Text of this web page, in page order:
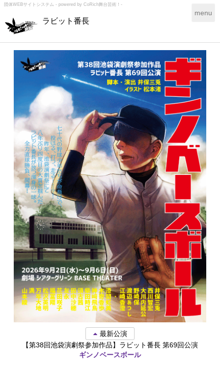
団体WEBサイトシステム - powered by CoRich舞台芸術！-
ラビット番長
T
g
l
e
n
a
i
g
a
t
i
o
menu
最新公演
【第38回池袋演劇祭参加作品】ラビット番長 第69回公演
ギンノベースボール